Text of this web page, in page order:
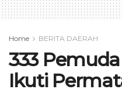
Home BERITA DAERAH
333
Ikuti